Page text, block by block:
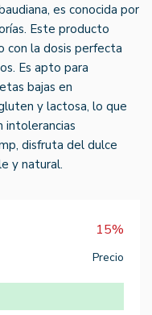
es conocida por
Este producto
con la dosis perfecta
Es apto para
bajas en
y lactosa, lo que
intolerancias
disfruta del dulce
y natural.
15%
Precio